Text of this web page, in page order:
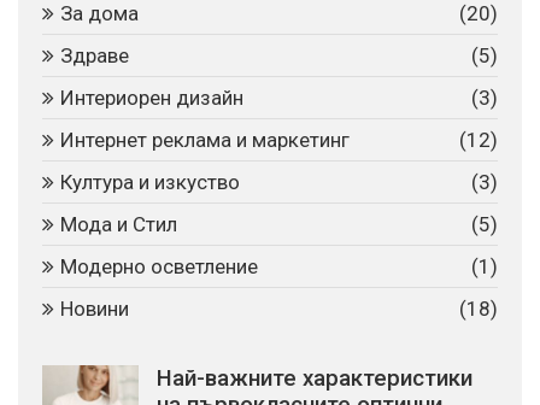
За дома
(20)
Здраве
(5)
Интериорен дизайн
(3)
Интернет реклама и маркетинг
(12)
Култура и изкуство
(3)
Мода и Стил
(5)
Модерно осветление
(1)
Новини
(18)
Най-важните характеристики